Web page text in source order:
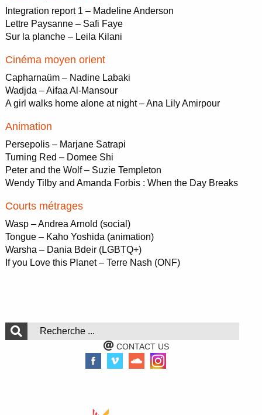
Integration report 1 – Madeline Anderson
Lettre Paysanne – Safi Faye
Sur la planche – Leila Kilani
Cinéma moyen orient
Capharnaüm – Nadine Labaki
Wadjda – Aifaa Al-Mansour
A girl walks home alone at night – Ana Lily Amirpour
Animation
Persepolis – Marjane Satrapi
Turning Red – Domee Shi
Peter and the Wolf – Suzie Templeton
Wendy Tilby and Amanda Forbis : When the Day Breaks
Courts métrages
Wasp – Andrea Arnold (social)
Tongue – Kaho Yoshida (animation)
Warsha – Dania Bdeir (LGBTQ+)
If you Love this Planet – Terre Nash (ONF)
CONTACT US